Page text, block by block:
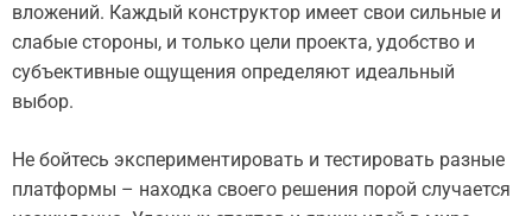
вложений. Каждый конструктор имеет свои сильные и
слабые стороны, и только цели проекта, удобство и
субъективные ощущения определяют идеальный
выбор.
Не бойтесь экспериментировать и тестировать разные
платформы – находка своего решения порой случается